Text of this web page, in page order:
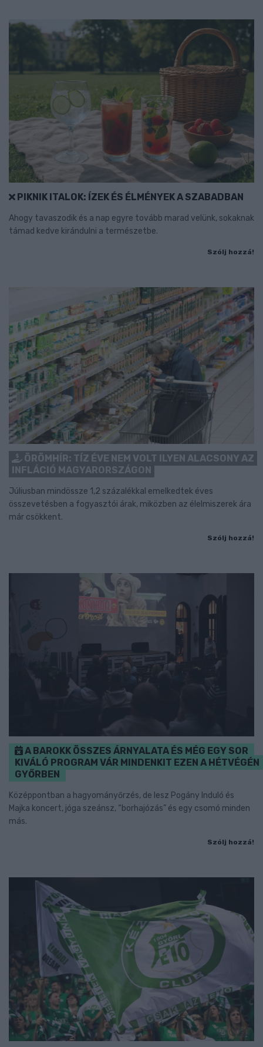
PIKNIK ITALOK: ÍZEK ÉS ÉLMÉNYEK A SZABADBAN
Ahogy tavaszodik és a nap egyre tovább marad velünk, sokaknak
támad kedve kirándulni a természetbe.
Szólj hozzá!
ÖRÖMHÍR: TÍZ ÉVE NEM VOLT ILYEN ALACSONY AZ
INFLÁCIÓ MAGYARORSZÁGON
Júliusban mindössze 1,2 százalékkal emelkedtek éves
összevetésben a fogyasztói árak, miközben az élelmiszerek ára
már csökkent.
Szólj hozzá!
A BAROKK ÖSSZES ÁRNYALATA ÉS MÉG EGY SOR
KIVÁLÓ PROGRAM VÁR MINDENKIT EZEN A HÉTVÉGÉN
GYŐRBEN
Középpontban a hagyományőrzés, de lesz Pogány Induló és
Majka koncert, jóga szeánsz, “borhajózás” és egy csomó minden
más.
Szólj hozzá!